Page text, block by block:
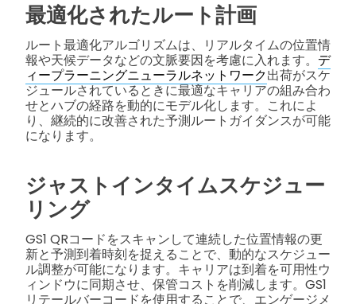
最適化されたルート計画
ルート最適化アルゴリズムは、リアルタイムの位置情
報や天候データなどの文脈要因を考慮に入れます。 デ
ィープラーニングニューラルネットワーク出荷がスケ
ジュールされているときに最適なキャリアの組み合わ
せとハブの経路を動的にモデル化します。これによ
り、継続的に改善された予測ルートガイダンスが可能
になります。
ジャストインタイムスケジュー
リング
GS1 QRコードをスキャンして連続した位置情報の更
新と予測到着時刻を捉えることで、動的なスケジュー
ル調整が可能になります。キャリアは到着を可用性ウ
ィンドウに同期させ、保管コストを削減します。GS1
リテールバーコードを使用することで、エンゲージメ